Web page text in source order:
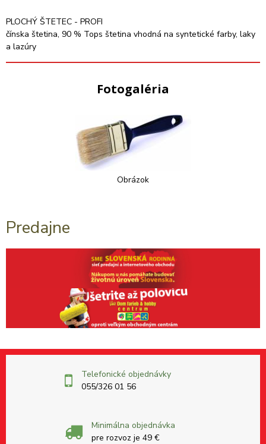
PLOCHÝ ŠTETEC - PROFI
čínska štetina, 90 % Tops štetina vhodná na syntetické farby, laky
a lazúry
Fotogaléria
Obrázok
Predajne
Telefonické objednávky
055/326 01 56
Minimálna objednávka
pre rozvoz je 49 €